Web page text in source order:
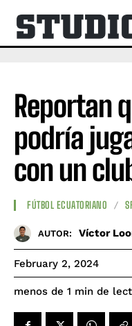
Reportan
podría
con un
FÚTBOL ECUATORIANO
AUTOR: Víctor
February 2, 2024
menos de 1 min de